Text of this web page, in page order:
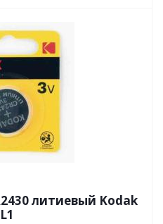
литиевый Kodak